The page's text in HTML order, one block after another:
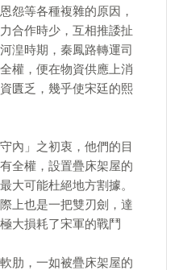
怨等各種複雜的原因，
合作時少，互相推諉扯
湟時期，秦鳳路轉運司
權，便在物資供應上消
匱乏，幾乎使宋廷的熙
內」之初衷，他們的目
全權，設置疊床架屋的
大可能杜絕地方割據。
上也是一把雙刃劍，達
大損耗了宋軍的戰鬥
肋，一如被疊床架屋的